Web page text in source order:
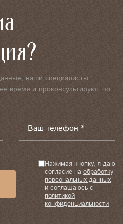
наши специалисты
время и проконсультируют по
Ваш телефон *
Нажимая кнопку, я даю
согласие на обработку
персональных данных
и соглашаюсь с
политикой
конфиденциальности